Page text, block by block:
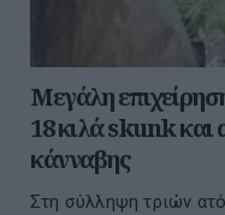
Μεγάλη
18 κιλά skunk
κάνναβης
Στη σύλληψη τριών